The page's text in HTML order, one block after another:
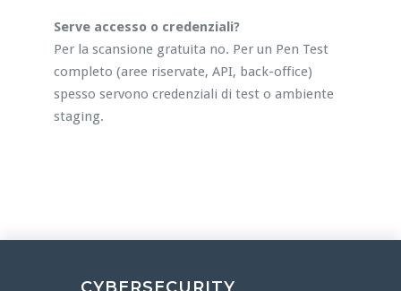
Serve accesso o credenziali?
Per la scansione gratuita no. Per un Pen Test
completo (aree riservate, API, back-office)
spesso servono credenziali di test o ambiente
staging.